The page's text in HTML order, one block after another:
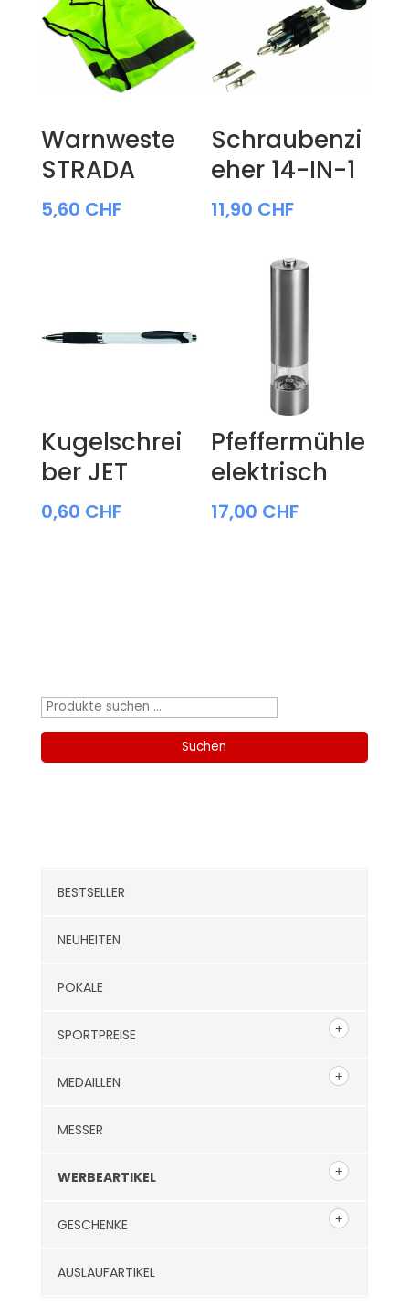
Warnweste
STRADA
5,60 CHF
Schraubenzi
eher 14-IN-1
11,90 CHF
Kugelschrei
ber JET
0,60 CHF
Pfeffermühle
elektrisch
17,00 CHF
Suchen
Suchen
BESTSELLER
NEUHEITEN
POKALE
SPORTPREISE
MEDAILLEN
MESSER
WERBEARTIKEL
GESCHENKE
AUSLAUFARTIKEL